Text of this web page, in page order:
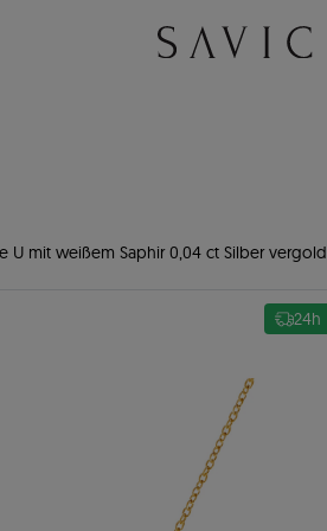
mit weißem Saphir 0,04 ct Silber vergoldet 45 cm
24h